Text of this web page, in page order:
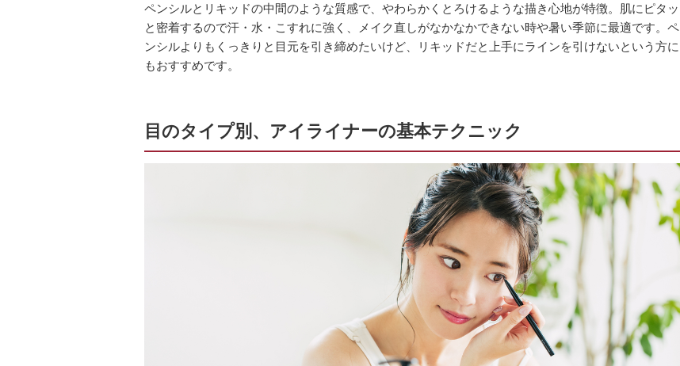
ペンシルとリキッドの中間のような質感で、やわらかくとろけるような描き心地が特徴。肌にピタッ
と密着するので汗・水・こすれに強く、メイク直しがなかなかできない時や暑い季節に最適です。ペ
ンシルよりもくっきりと目元を引き締めたいけど、リキッドだと上手にラインを引けないという方に
もおすすめです。
目のタイプ別、アイライナーの基本テクニック